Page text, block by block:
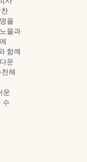
을
을과
함께
운
해
운
수